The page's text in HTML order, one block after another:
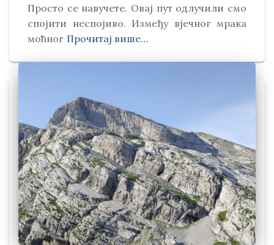
Просто се навучете. Овај пут одлучили смо
спојити неспојиво. Између вјечног мрака
моћног Прочитај више…